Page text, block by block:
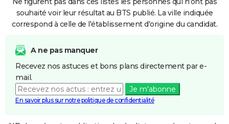
souhaité voir leur résultat au BTS publié. La ville indiquée
correspond à celle de l'établissement d'origine du candidat.
A ne pas manquer
Recevez nos astuces et bons plans directement par e-
mail.
Je m'abonne
En savoir plus sur notre politique de confidentialité